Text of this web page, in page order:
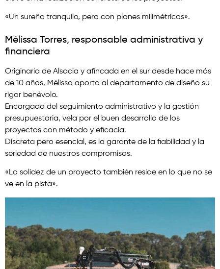
«Un sureño tranquilo, pero con planes milimétricos».
Mélissa Torres, responsable administrativa y
financiera
Originaria de Alsacia y afincada en el sur desde hace más
de 10 años, Mélissa aporta al departamento de diseño su
rigor benévolo.
Encargada del seguimiento administrativo y la gestión
presupuestaria, vela por el buen desarrollo de los
proyectos con método y eficacia.
Discreta pero esencial, es la garante de la fiabilidad y la
seriedad de nuestros compromisos.
«La solidez de un proyecto también reside en lo que no se
ve en la pista».